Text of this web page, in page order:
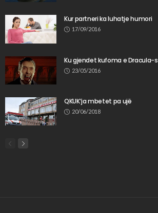
Kur partneri ka luhatje humori
17/09/2016
Ku gjendet kufoma e Dracula-s
23/05/2016
QKUK’ja mbetet pa ujë
20/06/2018